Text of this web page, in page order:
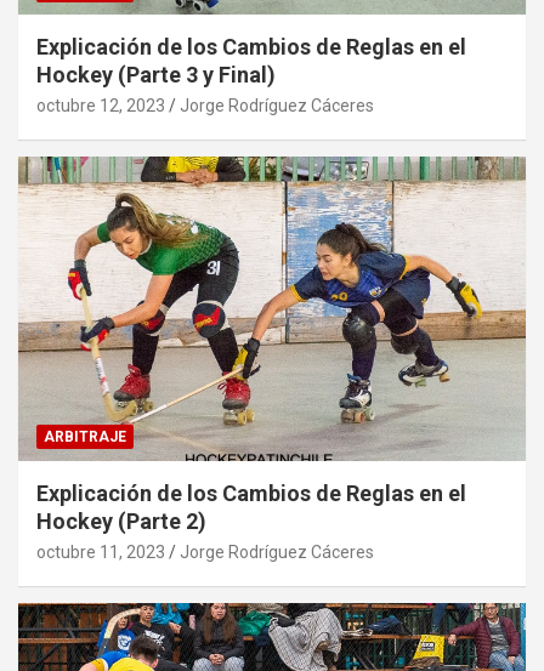
Explicación de los Cambios de Reglas en el
Hockey (Parte 3 y Final)
octubre 12, 2023 Jorge Rodríguez Cáceres
ARBITRAJE
Explicación de los Cambios de Reglas en el
Hockey (Parte 2)
octubre 11, 2023 Jorge Rodríguez Cáceres